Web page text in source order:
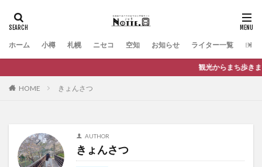
ホーム 小樽 札幌 ニセコ 空知 お知らせ ライター一覧
観光からまち歩きまで、
HOME きょんさつ
AUTHOR
きょんさつ